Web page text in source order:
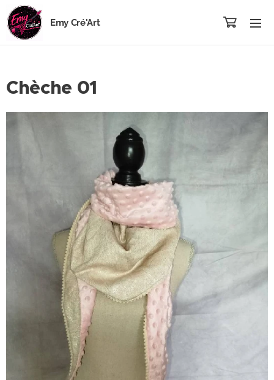
Emy Cré'Art
Chèche 01